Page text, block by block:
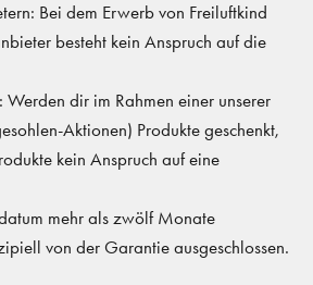
Bei dem Erwerb von Freiluftkind
besteht kein Anspruch auf die
Werden dir im Rahmen einer unserer
Aktionen) Produkte geschenkt,
kein Anspruch auf eine
mehr als zwölf Monate
von der Garantie ausgeschlossen.